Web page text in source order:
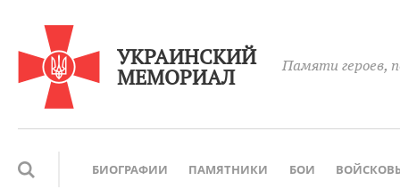
УКРАИНСКИЙ
МЕМОРИАЛ Памяти героев,
БИОГРАФИИ ПАМЯТНИКИ БОИ